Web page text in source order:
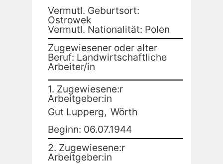
Vermutl. Geburtsort:
Ostrowek
Vermutl. Nationalität: Polen
Zugewiesener oder alter
Beruf: Landwirtschaftliche
Arbeiter/in
1. Zugewiesene:r
Arbeitgeber:in
Gut Lupperg, Wörth
Beginn: 06.07.1944
2. Zugewiesene:r
Arbeitgeber:in